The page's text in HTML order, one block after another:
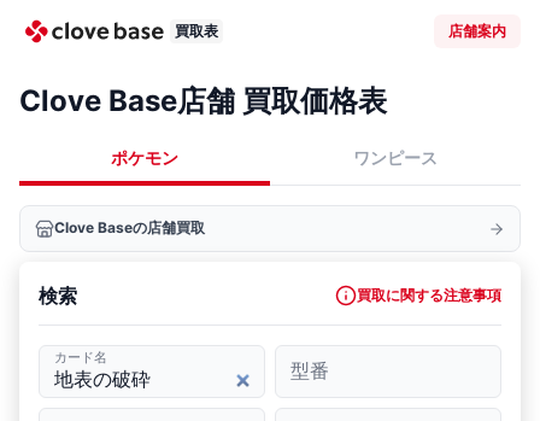
買取表 店舗案内
Clove Base店舗 買取価格表
ポケモン ワンピース
Clove Baseの店舗買取
検索 買取に関する注意事項
カード名
型番